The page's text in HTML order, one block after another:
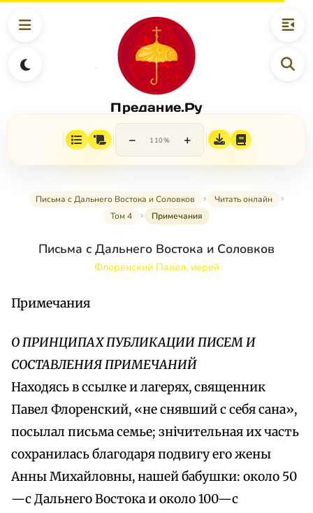
Предание.Ру
− 110% +
Письма с Дальнего Востока и Соловков
Читать онлайн
Том 4
Примечания
Письма с Дальнего Востока и Соловков
Флоренский Павел, иерей
Примечания
О ПРИНЦИПАХ ПУБЛИКАЦИИ ПИСЕМ И
СОСТАВЛЕНИЯ ПРИМЕЧАНИЙ
Находясь в ссылке и лагерях, священник
Павел Флоренский, «не снявший с себя сана»,
посылал письма семье; знічительная их часть
сохранилась благодаря подвигу его жены
Анны Михайловны, нашей бабушки: около 50
—с Дальнего Востока и около 100—с